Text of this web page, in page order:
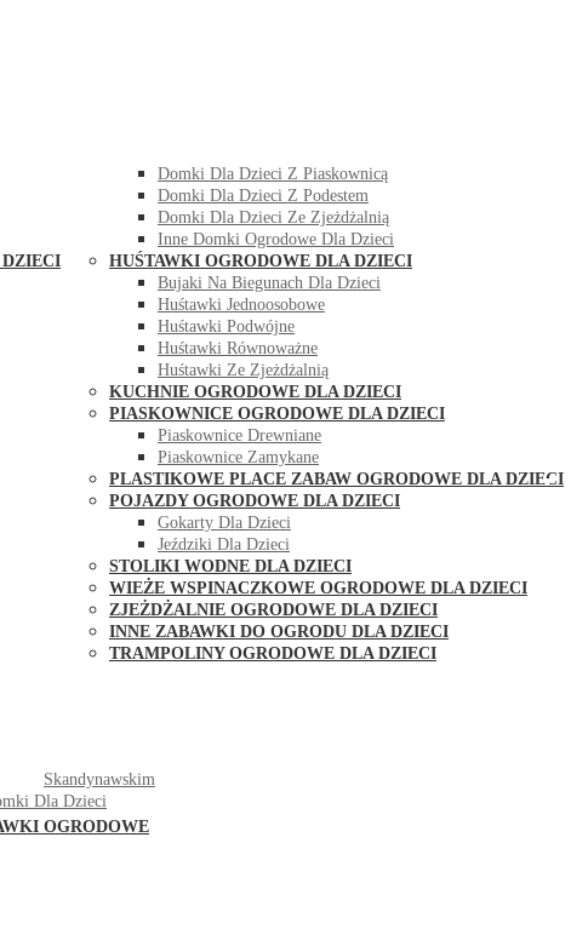
Domki Dla Dzieci Z Piaskownicą
Domki Dla Dzieci Z Podestem
Domki Dla Dzieci Ze Zjeżdżalnią
Inne Domki Ogrodowe Dla Dzieci
HUŚTAWKI OGRODOWE DLA DZIECI
Bujaki Na Biegunach Dla Dzieci
Huśtawki Jednoosobowe
Huśtawki Podwójne
Huśtawki Równoważne
Huśtawki Ze Zjeżdżalnią
KUCHNIE OGRODOWE DLA DZIECI
PIASKOWNICE OGRODOWE DLA DZIECI
Piaskownice Drewniane
Piaskownice Zamykane
PLASTIKOWE PLACE ZABAW OGRODOWE DLA DZIECI
POJAZDY OGRODOWE DLA DZIECI
Gokarty Dla Dzieci
Jeździki Dla Dzieci
STOLIKI WODNE DLA DZIECI
WIEŻE WSPINACZKOWE OGRODOWE DLA DZIECI
ZJEŻDŻALNIE OGRODOWE DLA DZIECI
INNE ZABAWKI DO OGRODU DLA DZIECI
TRAMPOLINY OGRODOWE DLA DZIECI
Skandynawskim
Dla Dzieci
OGRODOWE